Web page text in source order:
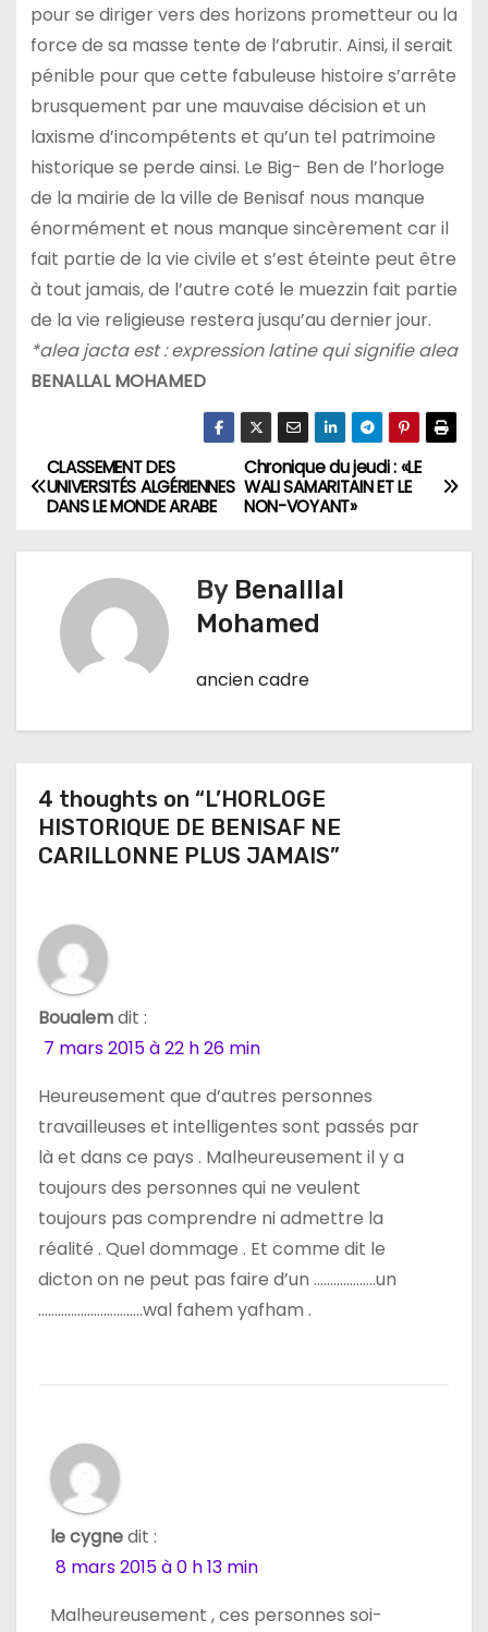
pour se diriger vers des horizons prometteur ou la
force de sa masse tente de l’abrutir. Ainsi, il serait
pénible pour que cette fabuleuse histoire s’arrête
brusquement par une mauvaise décision et un
laxisme d’incompétents et qu’un tel patrimoine
historique se perde ainsi. Le Big- Ben de l’horloge
de la mairie de la ville de Benisaf nous manque
énormément et nous manque sincèrement car il
fait partie de la vie civile et s’est éteinte peut être
à tout jamais, de l’autre coté le muezzin fait partie
de la vie religieuse restera jusqu’au dernier jour.
*alea jacta est : expression latine qui signifie alea
BENALLAL MOHAMED
N
a
o
d
e
a
r
t
c
e
Chronique du jeudi : «LE
WALI SAMARITAIN ET LE
NON-VOYANT»
CLASSEMENT DES
UNIVERSITÉS ALGÉRIENNES
DANS LE MONDE ARABE
By Benalllal
Mohamed
ancien cadre
4 thoughts on “L’HORLOGE
HISTORIQUE DE BENISAF NE
CARILLONNE PLUS JAMAIS”
Boualemdit :
7 mars 2015 à 22 h 26 min
Heureusement que d’autres personnes
travailleuses et intelligentes sont passés par
là et dans ce pays . Malheureusement il y a
toujours des personnes qui ne veulent
toujours pas comprendre ni admettre la
réalité . Quel dommage . Et comme dit le
dicton on ne peut pas faire d’un ……………….un
…………………………..wal fahem yafham .
le cygnedit :
8 mars 2015 à 0 h 13 min
Malheureusement , ces personnes soi-